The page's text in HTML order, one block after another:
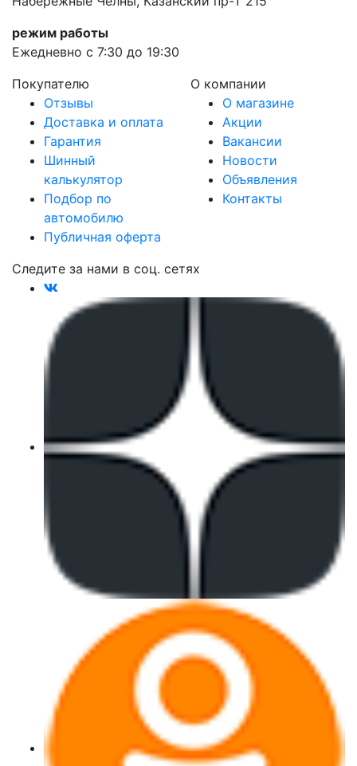
режим работы
Ежедневно с 7:30 до 19:30
Покупателю
Отзывы
Доставка и оплата
Гарантия
Шинный
калькулятор
Подбор по
автомобилю
Публичная оферта
О компании
О магазине
Акции
Вакансии
Новости
Объявления
Контакты
Следите за нами в соц. сетях